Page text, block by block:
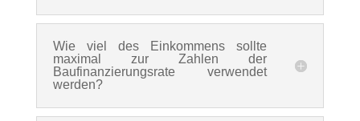
Wie viel des Einkommens sollte
maximal zur Zahlen der
Baufinanzierungsrate verwendet
werden?